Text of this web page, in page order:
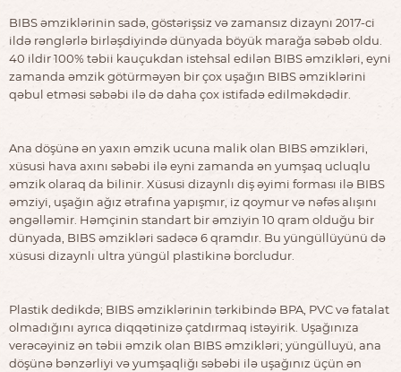
BIBS əmziklərinin sadə, göstərişsiz və zamansız dizaynı 2017-ci
ildə rənglərlə birləşdiyində dünyada böyük marağa səbəb oldu.
40 ildir 100% təbii kauçukdan istehsal edilən BIBS əmzikləri, eyni
zamanda əmzik götürməyən bir çox uşağın BIBS əmziklərini
qəbul etməsi səbəbi ilə də daha çox istifadə edilməkdədir.
Ana döşünə ən yaxın əmzik ucuna malik olan BIBS əmzikləri,
xüsusi hava axını səbəbi ilə eyni zamanda ən yumşaq ucluqlu
əmzik olaraq da bilinir. Xüsusi dizaynlı diş əyimi forması ilə BIBS
əmziyi, uşağın ağız ətrafına yapışmır, iz qoymur və nəfəs alışını
əngəlləmir. Həmçinin standart bir əmziyin 10 qram olduğu bir
dünyada, BIBS əmzikləri sadəcə 6 qramdır. Bu yüngüllüyünü də
xüsusi dizaynlı ultra yüngül plastikinə borcludur.
Plastik dedikdə; BIBS əmziklərinin tərkibində BPA, PVC və fatalat
olmadığını ayrıca diqqətinizə çatdırmaq istəyirik. Uşağınıza
verəcəyiniz ən təbii əmzik olan BIBS əmzikləri; yüngülluyü, ana
döşünə bənzərliyi və yumşaqliğı səbəbi ilə uşağınız üçün ən